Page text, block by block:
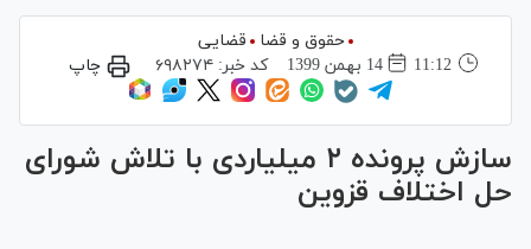
حقوق و قضا
قضایی
11:12
14 بهمن 1399 کد خبر:۶۹۸۲۷۴ چاپ
سازش پرونده ۲ میلیاردی با تلاش شورای
حل اختلاف قزوین